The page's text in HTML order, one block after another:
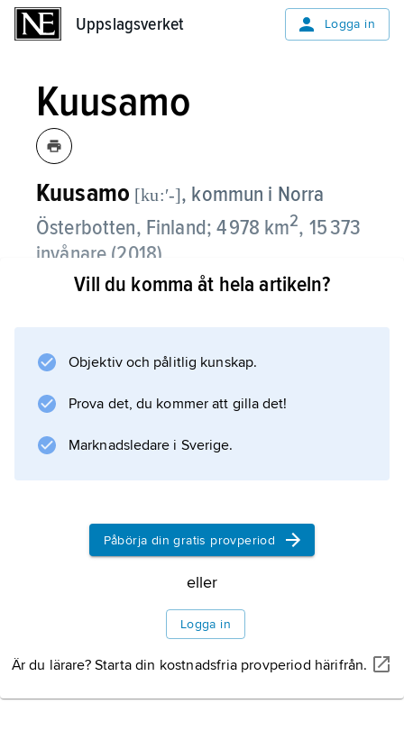
Uppslagsverket Logga in
Kuusamo
Kuusamo [ku:ʹ-], kommun i Norra
Österbotten, Finland; 4 978 km2, 15 373
invånare (2018).
Vintertid är Kuusamo en av Finlands
Kuusamo är på grund av sin natur en av
Finlands viktigaste turistkommuner.
Vill du komma åt hela artikeln?
Objektiv och pålitlig kunskap.
Prova det, du kommer att gilla det!
Marknadsledare i Sverige.
Påbörja din gratis provperiod
eller
Logga in
Är du lärare? Starta din kostnadsfria provperiod härifrån.